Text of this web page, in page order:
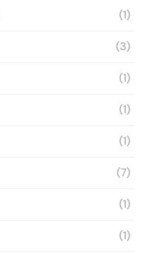
(1)
(3)
(1)
(1)
(1)
(7)
(1)
(1)